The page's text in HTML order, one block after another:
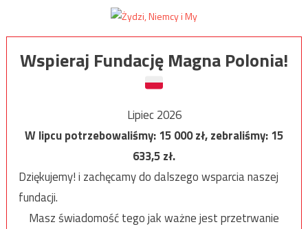
Wspieraj Fundację Magna Polonia!
Lipiec 2026
W lipcu potrzebowaliśmy:15 000zł, zebraliśmy:15
633,5zł.
Dziękujemy! i zachęcamy do dalszego wsparcia naszej
fundacji.
Masz świadomość tego jak ważne jest przetrwanie